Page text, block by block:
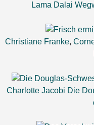
Lama Dalai
Christiane Franke,
Charlotte Jacobi Die